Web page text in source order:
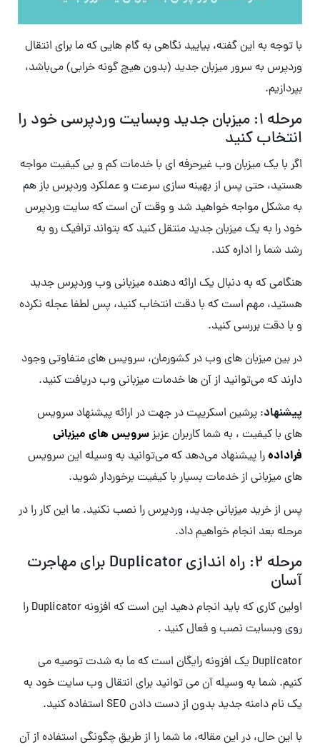
با توجه به این گفته، بیایید نگاهی به گام هایی که ما برای انتقال
وردپرس به سرور میزبان جدید (بدون هیچ گونه خرابی) می‌باشد،
بپردازیم.
مرحله ۱: میزبان جدید وبسایت وردپرسی خود را
انتخاب کنید
اگر با یک میزبان وب غیرحرفه ای با خدمات کم و بی کیفیت مواجه
هستید، حتی پس از بهینه سازی سرعت و عملکرد وردپرس باز هم
به مشکل مواجه خواهید شد و وقت آن است که سایت وردپرس
خود را به یک میزبان جدید منتقل کنید که بتواند ترافیک رو به
رشد شما را اداره کند.
هنگامی که به دنبال یک ارائه دهنده میزبانی وب وردپرس جدید
هستید، مهم است که با دقت انتخاب کنید، پس لطفا عجله نکرده
و با دقت بررسی کنید.
در بین میزبان های وب در کشورمان، سرویس های متفاوتی وجود
دارند که می‌توانید از آن ها خدمات میزبانی وب دریافت کنید.
پیشنهاد: پرشین اسکریپت در جهت در ارائه پیشنهاد سرویس
های با کیفیت ، به شما کاربران عزیزسرویس های میزبانی
فرادادهرا پیشنهاد می‌دهد که می‌توانید به وسیله این سرویس
های میزبانی از خدمات بسیار با کیفیت برخوردار شوید.
پس از خرید میزبانی جدید، وردپرس را نصب نکنید. ما این کار را در
مرحله بعد انجام خواهیم داد.
مرحله 2: راه اندازی Duplicator برای مهاجرت
آسان
اولین کاری که باید انجام دهید این است که افزونه Duplicator را
روی وبسایت نصب و فعال کنید .
Duplicator یک افزونه رایگان است که ما به شدت توصیه می
کنیم. شما به وسیله آن می توانید برای انتقال وب سایت خود به
یک نام دامنه جدید بدون از دست دادن SEO استفاده کنید.
با این حال، در این مقاله، ما شما را از طریق چگونگی استفاده از آن